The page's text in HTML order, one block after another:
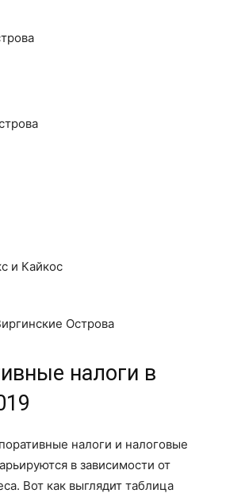
и Кайкос
Острова
налоги в
налоги и налоговые
в зависимости от
Вот как выглядит таблица